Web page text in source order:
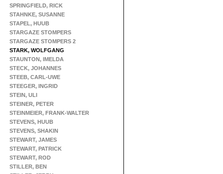
SPRINGFIELD, RICK
STAHNKE, SUSANNE
STAPEL, HUUB
STARGAZE STOMPERS
STARGAZE STOMPERS 2
STARK, WOLFGANG
STAUNTON, IMELDA
STECK, JOHANNES
STEEB, CARL-UWE
STEEGER, INGRID
STEIN, ULI
STEINER, PETER
STEINMEIER, FRANK-WALTER
STEVENS, HUUB
STEVENS, SHAKIN
STEWART, JAMES
STEWART, PATRICK
STEWART, ROD
STILLER, BEN